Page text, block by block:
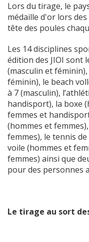
Lors du tirage, le
médaille d'or lors
tête des poules
Les 14 disciplines
édition des JIOI sont
(masculin et
féminin), le beach
à 7 (masculin),
handisport), la boxe
femmes et
(hommes et
femmes), le tennis
voile (hommes et
femmes) ainsi que
pour des personnes
Le tirage au sort